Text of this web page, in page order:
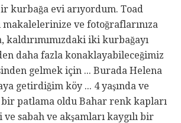
kurbağa evi arıyordum. Toad
ve fotoğraflarınıza
kaldırımımızdaki iki kurbağayı
daha fazla konaklayabileceğimiz
gelmek için ... Burada Helena
getirdiğim köy ... 4 yaşında ve
patlama oldu Bahar renk kapları
sabah ve akşamları kaygılı bir